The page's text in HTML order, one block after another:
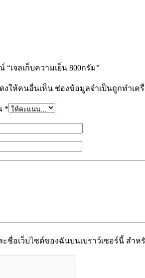
เจลเก็บความเย็น 800กรัม”
งให้คนอื่นเห็น ช่องข้อมูลจำเป็นถูกทำเค
*
ชื่อเว็บไซต์ของฉันบนเบราว์เซอร์นี้ สำห